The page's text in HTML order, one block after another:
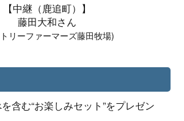
【中継（鹿追町）】
藤田大和さん
リーファーマーズ藤田牧場)
含む“お楽しみセット”をプレゼン